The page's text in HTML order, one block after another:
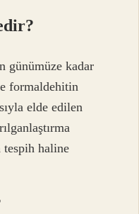
günümüze kadar
formaldehitin
elde edilen
tespih haline